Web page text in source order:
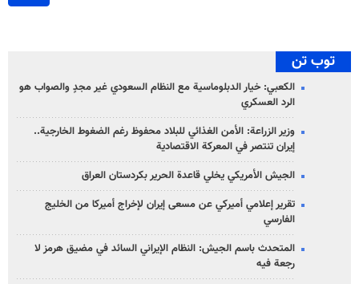
توب تن
الكعبي: خيار الدبلوماسية مع النظام السعودي غير مجدٍ والصواب هو
الرد العسكري
وزير الزراعة: الأمن الغذائي للبلاد محفوظ رغم الضغوط الخارجية..
إيران تنتصر في المعركة الاقتصادية
الجيش الأمريكي يخلي قاعدة الحرير بكردستان العراق
تقرير إعلامي أميركي عن مسعى إيران لإخراج أميركا من الخليج
الفارسي
المتحدث باسم الجيش: النظام الإيراني السائد في مضيق هرمز لا
رجعة فيه